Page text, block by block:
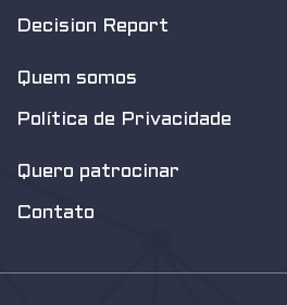
Decision Report
Quem somos
Política de Privacidade
Quero patrocinar
Contato